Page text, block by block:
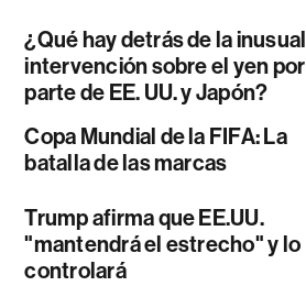
¿Qué hay detrás de la inusual
intervención sobre el yen por
parte de EE. UU. y Japón?
Copa Mundial de la FIFA: La
batalla de las marcas
Trump afirma que EE.UU.
"mantendrá el estrecho" y lo
controlará